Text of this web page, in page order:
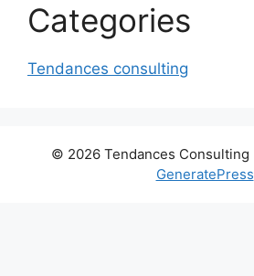
Categories
Tendances consulting
© 2026 Tendances Consulting
GeneratePress